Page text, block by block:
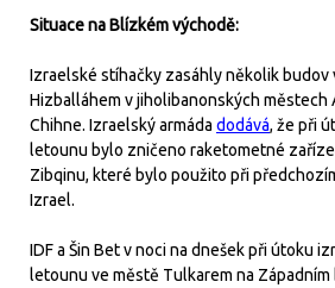
Situace na Blízkém východě:
Izraelské stíhačky zasáhly několik budov
Hizballáhem v jiholibanonských městech
Chihne. Izraelský armáda dodává, že při
letounu bylo zničeno raketometné
Zibqinu, které bylo použito při
Izrael.
IDF a Šin Bet v noci na dnešek při útoku
letounu ve městě Tulkarem na